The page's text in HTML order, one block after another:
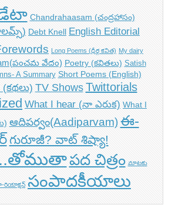
Chandrahaasam (చంద్రహాసం)
Debt Knell English Editorial
Long Poems (ధీర్గ కవిత) My dairy
వేదం) Poetry (కవితలు) Satish
A Summary Short Poems (English)
(కథలు) TV Shows Twittorials
What I hear (నా ఎరుక) What I
ఆదిపర్వం(Aadiparvam) ఈ-
గురూజీ? వాట్ శిష్యా!
పద చిత్రం మాటకు
రియాక్షన్ సంపాదకీయాలు